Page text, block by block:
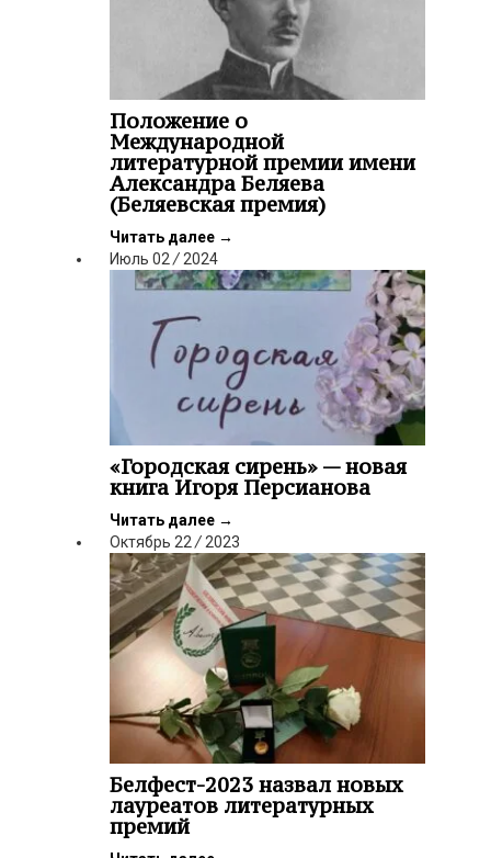
Положение о
Международной
литературной премии имени
Александра Беляева
(Беляевская премия)
Читать далее →
Июль 02 / 2024
«Городская сирень» — новая
книга Игоря Персианова
Читать далее →
Октябрь 22 / 2023
Белфест-2023 назвал новых
лауреатов литературных
премий